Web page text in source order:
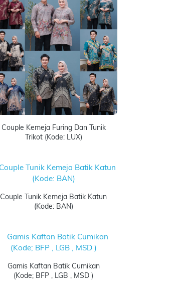
Couple Kemeja Furing Dan Tunik
Trikot (Kode: LUX)
Couple Tunik Kemeja Batik Katun
(Kode: BAN)
Gamis Kaftan Batik Cumikan
(Kode; BFP , LGB , MSD )